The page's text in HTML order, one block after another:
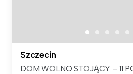
Szczecin
DOM WOLNO STOJĄCY – 11